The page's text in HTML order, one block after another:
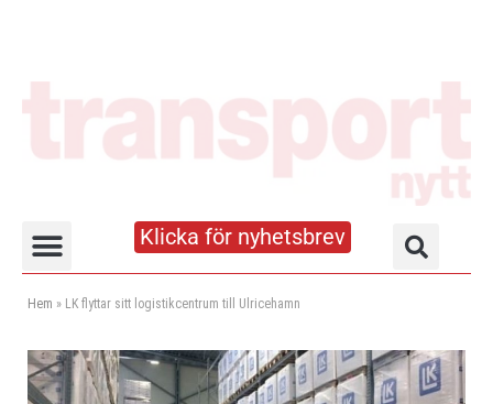
Klicka för nyhetsbrev
Hem » LK flyttar sitt logistikcentrum till Ulricehamn